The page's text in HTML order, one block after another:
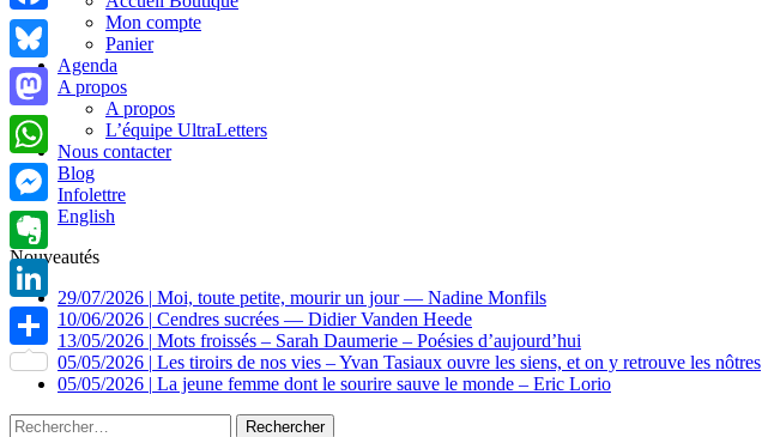
Mon compte
Panier
Agenda
A propos
A propos
L’équipe UltraLetters
Nous contacter
Blog
Infolettre
English
Nouveautés
29/07/2026 | Moi, toute petite, mourir un jour — Nadine Monfils
10/06/2026 | Cendres sucrées — Didier Vanden Heede
13/05/2026 | Mots froissés – Sarah Daumerie – Poésies d’aujourd’hui
05/05/2026 | Les tiroirs de nos vies – Yvan Tasiaux ouvre les siens, et on y retrouve les nôtres
05/05/2026 | La jeune femme dont le sourire sauve le monde – Eric Lorio
Rechercher :
Facebook
Bluesky
Mastodon
WhatsApp
Messenger
Evernote
LinkedIn
Partager